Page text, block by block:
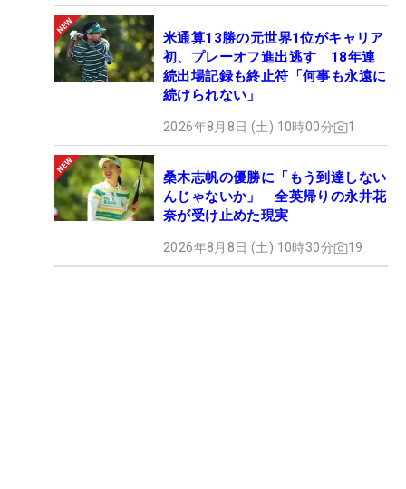
米通算13勝の元世界1位がキャリア
初、プレーオフ進出逃す 18年連
続出場記録も終止符「何事も永遠に
続けられない」
2026年8月8日 (土) 10時00分 1
桑木志帆の優勝に「もう到達しない
んじゃないか」 全英帰りの永井花
奈が受け止めた現実
2026年8月8日 (土) 10時30分 19